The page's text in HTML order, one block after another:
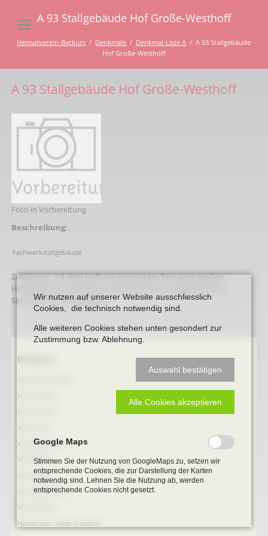
A 93 Stallgebäude Hof Große-Westhoff
Heimatverein-Beckum Denkmale Denkmal-Liste A
A 93 Stallgebäude
Hof Große-Westhoff
A 93 Stallgebäude Hof Große-Westhoff
Foto-in Vorbereitung
Beschreibung:
Fachwerkstallgebäude
Zusammen mit dem Hofhaus imposanter Rest einer großen
Hofanlage in unmittelbarer Nähe der Kirche, prägend für die
Situation am Ortseingang.
Navigation
Denkmale
Stephanus-Kirche
Hist. Rathaus
Domitorium
Wehrturm
Köttings Mühle
Windmühle
Ständehaus
Schmiede Galen
Mariensäule
Hochkreuz - Alter Friedhof
Wir nutzen auf unserer Website ausschliesslich
Cookies, die technisch notwendig sind.
Alle weiteren Cookies stehen unten gesondert zur
Zustimmung bzw. Ablehnung.
Auswahl bestätigen
Alle Cookies akzeptieren
Google Maps
Stimmen Sie der Nutzung von GoogleMaps zu, setzen wir
entsprechende Cookies, die zur Darstellung der Karten
notwendig sind. Lehnen Sie die Nutzung ab, werden
entsprechende Cookies nicht gesetzt.